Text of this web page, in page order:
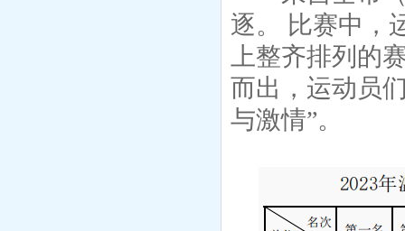
逐。 比赛中，
上整齐排列的
而出，运动员
与激情”。